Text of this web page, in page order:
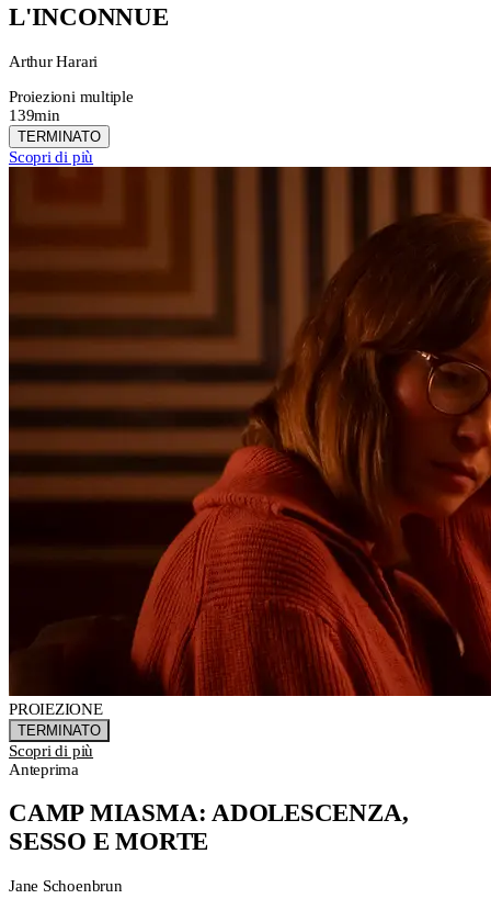
L'INCONNUE
Arthur Harari
Proiezioni multiple
139min
TERMINATO
Scopri di più
PROIEZIONE
TERMINATO
Scopri di più
Anteprima
CAMP MIASMA: ADOLESCENZA,
SESSO E MORTE
Jane Schoenbrun